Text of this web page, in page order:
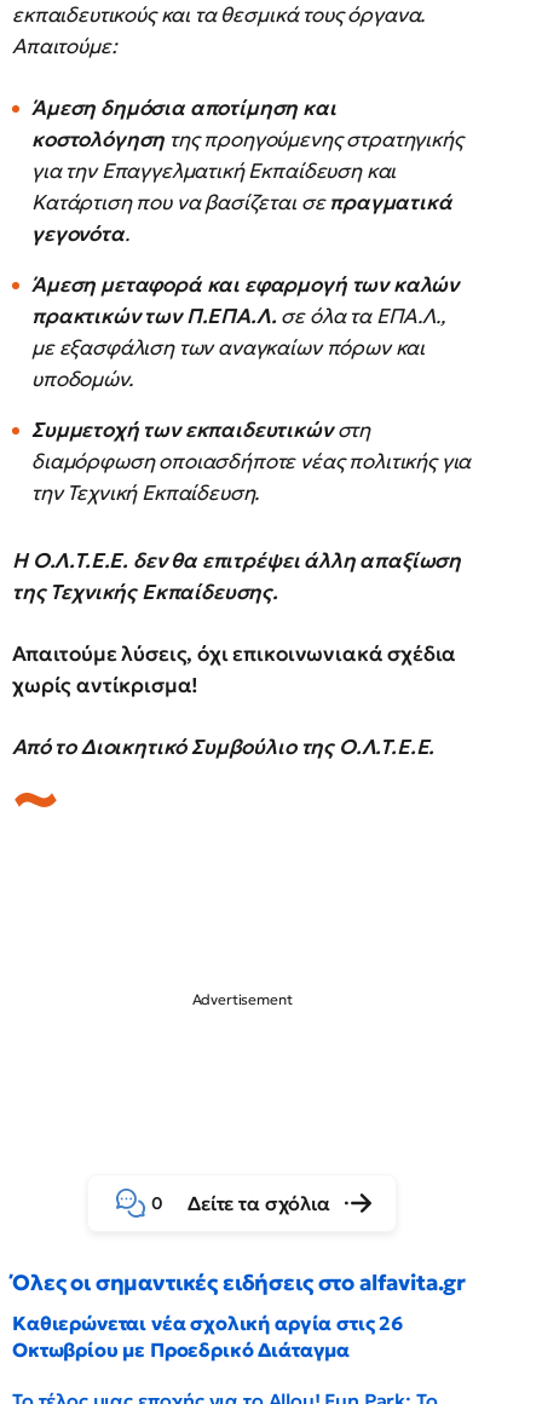
εκπαιδευτικούς και τα θεσμικά τους όργανα.
Απαιτούμε:
Άμεση δημόσια αποτίμηση και
κοστολόγηση της προηγούμενης στρατηγικής
για την Επαγγελματική Εκπαίδευση και
Κατάρτιση που να βασίζεται σεπραγματικά
γεγονότα.
Άμεση μεταφορά και εφαρμογή των καλών
πρακτικών των Π.ΕΠΑ.Λ. σε όλα τα ΕΠΑ.Λ.,
με εξασφάλιση των αναγκαίων πόρων και
υποδομών.
Συμμετοχή των εκπαιδευτικώνστη
διαμόρφωση οποιασδήποτε νέας πολιτικής για
την Τεχνική Εκπαίδευση.
Η Ο.Λ.Τ.Ε.Ε. δεν θα επιτρέψει άλλη απαξίωση
της Τεχνικής Εκπαίδευσης.
Απαιτούμε λύσεις, όχι επικοινωνιακά σχέδια
χωρίς αντίκρισμα!
Από το Διοικητικό Συμβούλιο της Ο.Λ.Τ.Ε.Ε.
0 Δείτε τα σχόλια
Όλες οι σημαντικές ειδήσεις στο alfavita.gr
Καθιερώνεται νέα σχολική αργία στις 26
Οκτωβρίου με Προεδρικό Διάταγμα